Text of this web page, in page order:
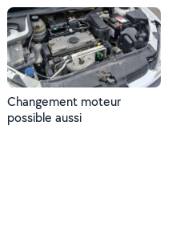
Changement moteur
possible aussi